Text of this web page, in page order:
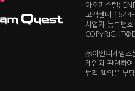
아오피스텔)
고객센터
사업자 등록번
㈜이엔피게임즈
게임과 관련하
법적 책임을 부